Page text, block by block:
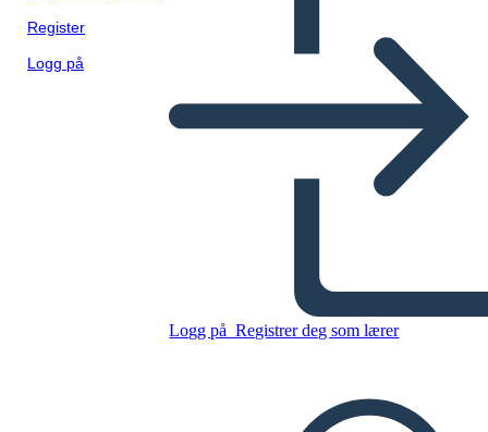
Register
Logg på
Logg på Registrer deg som lærer
Edward Tulane
LAGE ET STORYBOARD